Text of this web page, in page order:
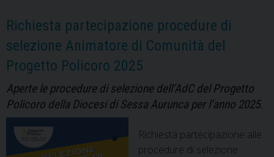
testimonianze
dei
nostri
Richiesta partecipazione procedure di
selezione Animatore di Comunità del
Progetto Policoro 2025
Aperte le procedure di selezione dell’AdC del Progetto
Policoro della Diocesi di Sessa Aurunca per l’anno 2025.
Richiesta partecipazione alle
procedure di selezione